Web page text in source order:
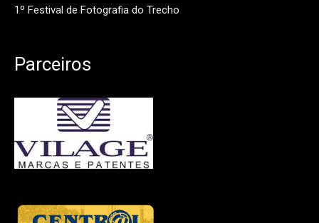
1º Festival de Fotografia do Trecho
Parceiros